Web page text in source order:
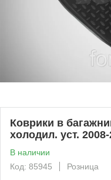
Коврики в
холодил. уст.
В наличии
Код: 85945
Розница